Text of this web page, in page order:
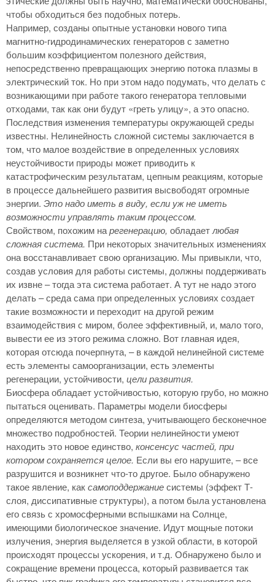
чтобы обходиться без подобных потерь.
Например, созданы опытные установки нового типа
магнитно-гидродинамических генераторов с заметно
большим коэффициентом полезного действия,
непосредственно превращающих энергию потока плазмы в
электрический ток. Но при этом надо подумать, что делать с
возникающими при работе такого генератора тепловыми
отходами, так как они будут «греть улицу», а это опасно.
Последствия изменения температуры окружающей среды
известны. Нелинейность сложной системы заключается в
том, что малое воздействие в определенных условиях
неустойчивости природы может приводить к
катастрофическим результатам, цепным реакциям, которые
в процессе дальнейшего развития высвободят огромные
энергии. Это надо иметь в виду, если уж не иметь
возможности управлять таким процессом.
Свойством, похожим нарегенерацию, обладаетлюбая
сложная система. При некоторых значительных изменениях
она восстанавливает свою организацию. Мы привыкли, что,
создав условия для работы системы, должны поддерживать
их извне – тогда эта система работает. А тут не надо этого
делать – среда сама при определенных условиях создает
такие возможности и переходит на другой режим
взаимодействия с миром, более эффективный, и, мало того,
вывести ее из этого режима сложно. Вот главная идея,
которая отсюда почерпнута, – в каждой нелинейной системе
есть элементы самоорганизации, есть элементы
регенерации, устойчивости, цели развития.
Биосфера обладает устойчивостью, которую грубо, но можно
пытаться оценивать. Параметры модели биосферы
определяются методом синтеза, учитывающего бесконечное
множество подробностей. Теории нелинейности умеют
находить это новое единство, консенсус частей, при
котором сохраняется целое. Если вы его нарушите, – все
разрушится и возникнет что-то другое. Было обнаружено
такое явление, каксамоподдержаниесистемы (эффект Т-
слоя, диссипативные структуры), а потом была установлена
его связь с хромосферными вспышками на Солнце,
имеющими биологическое значение. Идут мощные потоки
излучения, энергия выделяется в узкой области, в которой
происходят процессы ускорения, и т.д. Обнаружено было и
сокращение времени процесса, который развивается так